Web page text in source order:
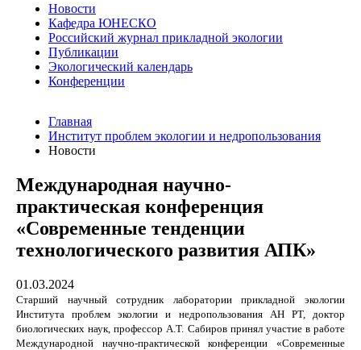
Новости
Кафедра ЮНЕСКО
Российский журнал прикладной экологии
Публикации
Экологический календарь
Конференции
Главная
Институт проблем экологии и недропользования
Новости
Международная научно-
практическая конференция
«Современные тенденции
технологического развития АПК»
01.03.2024
Старший научный сотрудник лаборатории прикладной экологии
Института проблем экологии и недропользования АН РТ, доктор
биологических наук, профессор А.Т. Сабиров принял участие в работе
Международной научно-практической конференции «Современные